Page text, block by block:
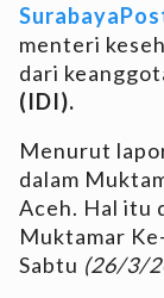
menteri
dari
(IDI).
Menurut
dalam
Aceh. Hal itu
Muktamar
Sabtu (26/3/